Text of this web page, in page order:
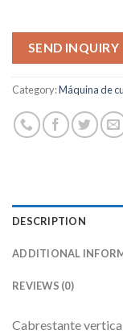
SEND INQUIRY
Category:Máquina de
DESCRIPTION
ADDITIONAL
REVIEWS (0)
Cabrestante